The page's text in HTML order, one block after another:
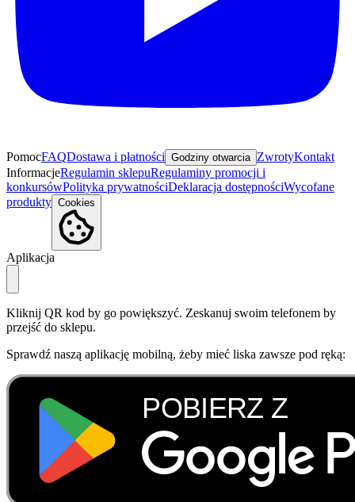
PomocFAQDostawa i płatności Godziny otwarcia ZwrotyKontakt
InformacjeRegulamin sklepuRegulaminy promocji i
konkursówPolityka prywatnościDeklaracja dostępnościWycofane
produkty Cookies
Aplikacja
Kliknij QR kod by go powiększyć. Zeskanuj swoim telefonem by
przejść do sklepu.
Sprawdź naszą aplikację mobilną, żeby mieć liska zawsze pod ręką: